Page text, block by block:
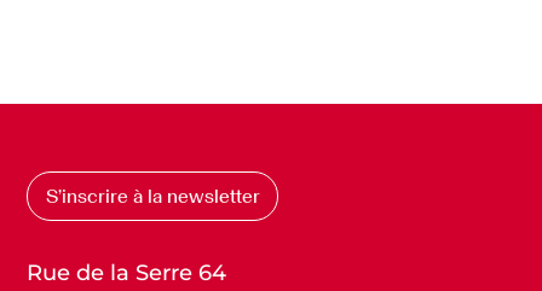
S’inscrire à la newsletter
Rue de la Serre 64